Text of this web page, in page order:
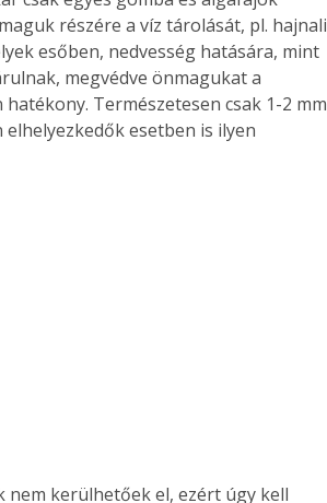
részére a víz tárolását, pl. hajnali
esőben, nedvesség hatására, mint
megvédve önmagukat a
Természetesen csak 1-2 mm
esetben is ilyen
nem kerülhetőek el, ezért úgy kell